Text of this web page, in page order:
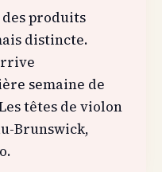
produits
distincte.
semaine de
têtes de violon
Brunswick,